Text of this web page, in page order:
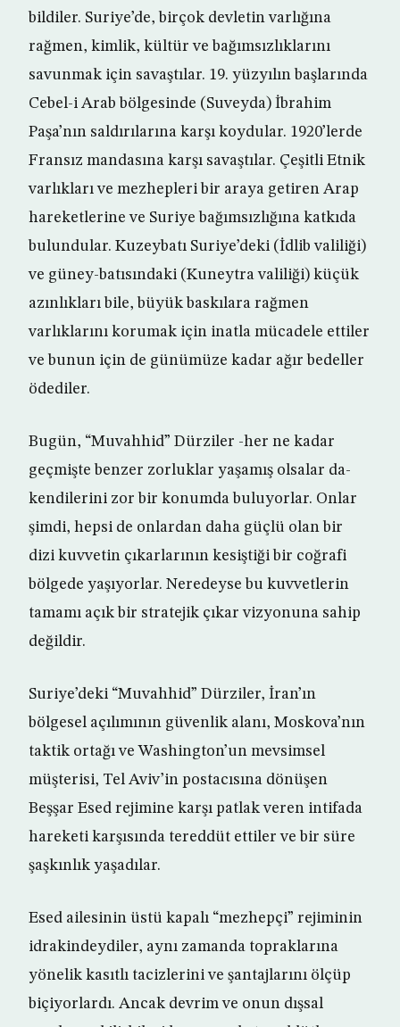
bildiler. Suriye’de, birçok devletin varlığına
rağmen, kimlik, kültür ve bağımsızlıklarını
savunmak için savaştılar. 19. yüzyılın başlarında
Cebel-i Arab bölgesinde (Suveyda) İbrahim
Paşa’nın saldırılarına karşı koydular. 1920’lerde
Fransız mandasına karşı savaştılar. Çeşitli Etnik
varlıkları ve mezhepleri bir araya getiren Arap
hareketlerine ve Suriye bağımsızlığına katkıda
bulundular. Kuzeybatı Suriye’deki (İdlib valiliği)
ve güney-batısındaki (Kuneytra valiliği) küçük
azınlıkları bile, büyük baskılara rağmen
varlıklarını korumak için inatla mücadele ettiler
ve bunun için de günümüze kadar ağır bedeller
ödediler.
Bugün, “Muvahhid” Dürziler -her ne kadar
geçmişte benzer zorluklar yaşamış olsalar da-
kendilerini zor bir konumda buluyorlar. Onlar
şimdi, hepsi de onlardan daha güçlü olan bir
dizi kuvvetin çıkarlarının kesiştiği bir coğrafi
bölgede yaşıyorlar. Neredeyse bu kuvvetlerin
tamamı açık bir stratejik çıkar vizyonuna sahip
değildir.
Suriye’deki “Muvahhid” Dürziler, İran’ın
bölgesel açılımının güvenlik alanı, Moskova’nın
taktik ortağı ve Washington’un mevsimsel
müşterisi, Tel Aviv’in postacısına dönüşen
Beşşar Esed rejimine karşı patlak veren intifada
hareketi karşısında tereddüt ettiler ve bir süre
şaşkınlık yaşadılar.
Esed ailesinin üstü kapalı “mezhepçi” rejiminin
idrakindeydiler, aynı zamanda topraklarına
yönelik kasıtlı tacizlerini ve şantajlarını ölçüp
biçiyorlardı. Ancak devrim ve onun dışsal